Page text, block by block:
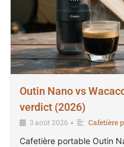
Outin Nano vs
verdict (2026)
3 août 2026 • Cafetière
Cafetière portable Outin